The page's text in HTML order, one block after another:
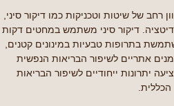
רחב של שיטות וטכניקות כמו דיקור סיני,
דיקור סיני משתמש במחטים דקות
בתרופות טבעיות במינונים קטנים,
אתריים לשיפור הבריאות הנפשית
יתרונות ייחודיים לשיפור הבריאות
הכללית.